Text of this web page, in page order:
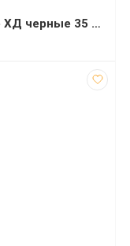
Пакеты для мусора PRO service ХД черные 35 л 100 штук 50х55 сантиметров